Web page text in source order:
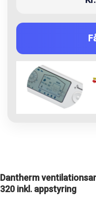
Dantherm
320 inkl. appstyring